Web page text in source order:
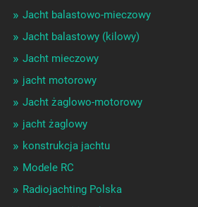
Jacht balastowo-mieczowy
Jacht balastowy (kilowy)
Jacht mieczowy
jacht motorowy
Jacht żaglowo-motorowy
jacht żaglowy
konstrukcja jachtu
Modele RC
Radiojachting Polska